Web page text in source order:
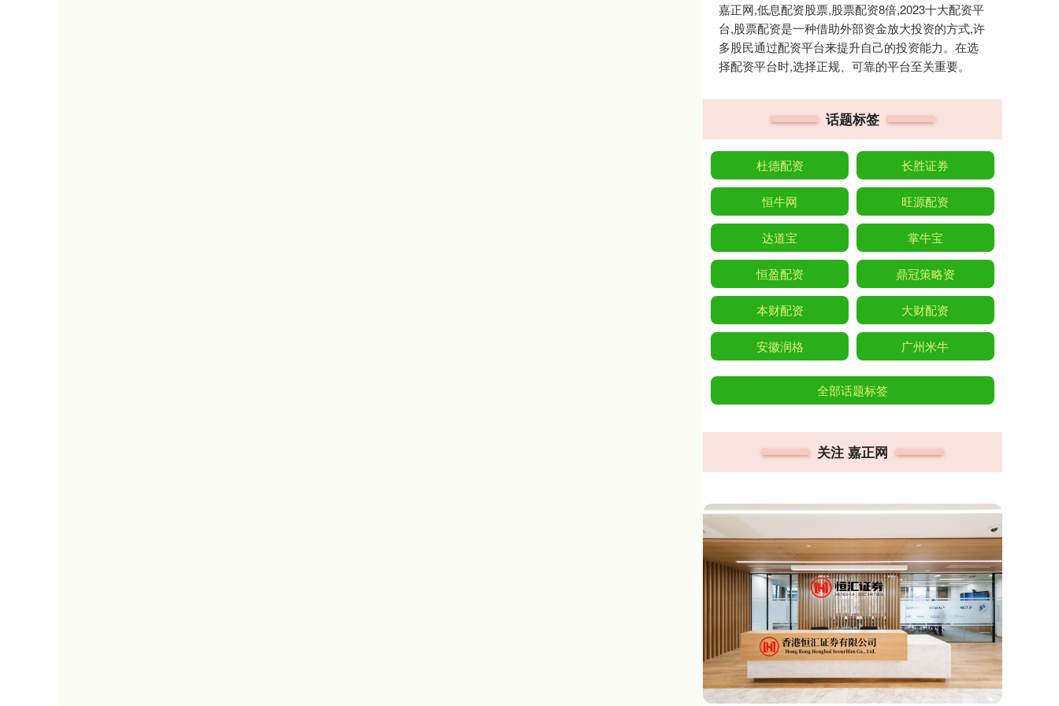
嘉正网,低息配资股票,股票配资8倍,2023十大配资平
台,股票配资是一种借助外部资金放大投资的方式,许
多股民通过配资平台来提升自己的投资能力。在选
择配资平台时,选择正规、可靠的平台至关重要。
话题标签
杜德配资 长胜证券
恒牛网 旺源配资
达道宝 掌牛宝
恒盈配资 鼎冠策略资
本财配资 大财配资
安徽润格 广州米牛
全部话题标签
关注 嘉正网